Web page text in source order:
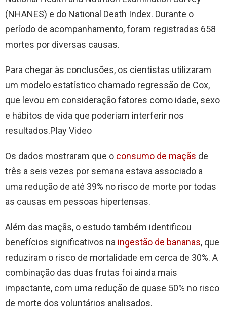
(NHANES) e do National Death Index. Durante o
período de acompanhamento, foram registradas 658
mortes por diversas causas.
Para chegar às conclusões, os cientistas utilizaram
um modelo estatístico chamado regressão de Cox,
que levou em consideração fatores como idade, sexo
e hábitos de vida que poderiam interferir nos
resultados.Play Video
Os dados mostraram que o consumo de maçãs de
três a seis vezes por semana estava associado a
uma redução de até 39% no risco de morte por todas
as causas em pessoas hipertensas.
Além das maçãs, o estudo também identificou
benefícios significativos na ingestão de bananas, que
reduziram o risco de mortalidade em cerca de 30%. A
combinação das duas frutas foi ainda mais
impactante, com uma redução de quase 50% no risco
de morte dos voluntários analisados.